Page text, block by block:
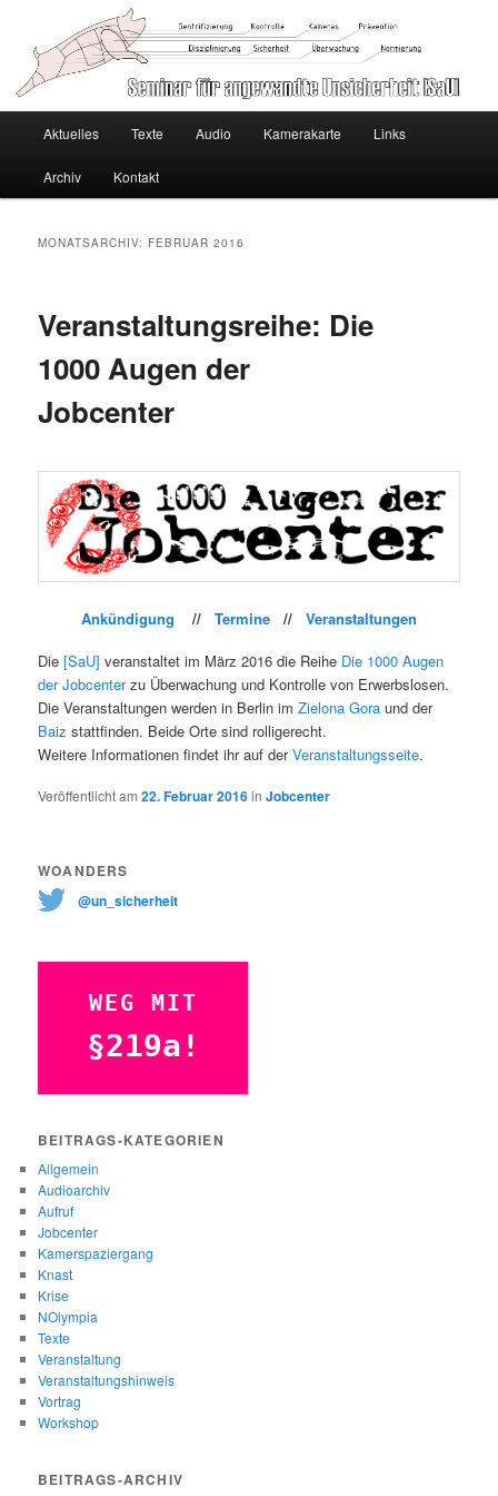
Seminar für angewandte
Unsicherheit [SaU]
Zum
primären
Zum
sekundären
Aktuelles Texte Audio Kamerakarte Links
Archiv Kontakt
MONATSARCHIV: FEBRUAR 2016
Veranstaltungsreihe: Die
1000 Augen der
Jobcenter
Ankündigung // Termine // Veranstaltungen
Die[SaU] veranstaltet im März 2016 die Reihe Die 1000 Augen
der Jobcenterzu Überwachung und Kontrolle von Erwerbslosen.
Die Veranstaltungen werden in Berlin imZielona Gora und der
Baiz stattfinden. Beide Orte sind rolligerecht.
Weitere Informationen findet ihr auf derVeranstaltungsseite.
Veröffentlicht am22. Februar 2016in Jobcenter
WOANDERS
@un_sicherheit
WEG MIT
§219a!
BEITRAGS-KATEGORIEN
Allgemein
Audioarchiv
Aufruf
Jobcenter
Kamerspaziergang
Knast
Krise
NOlympia
Texte
Veranstaltung
Veranstaltungshinweis
Vortrag
Workshop
BEITRAGS-ARCHIV